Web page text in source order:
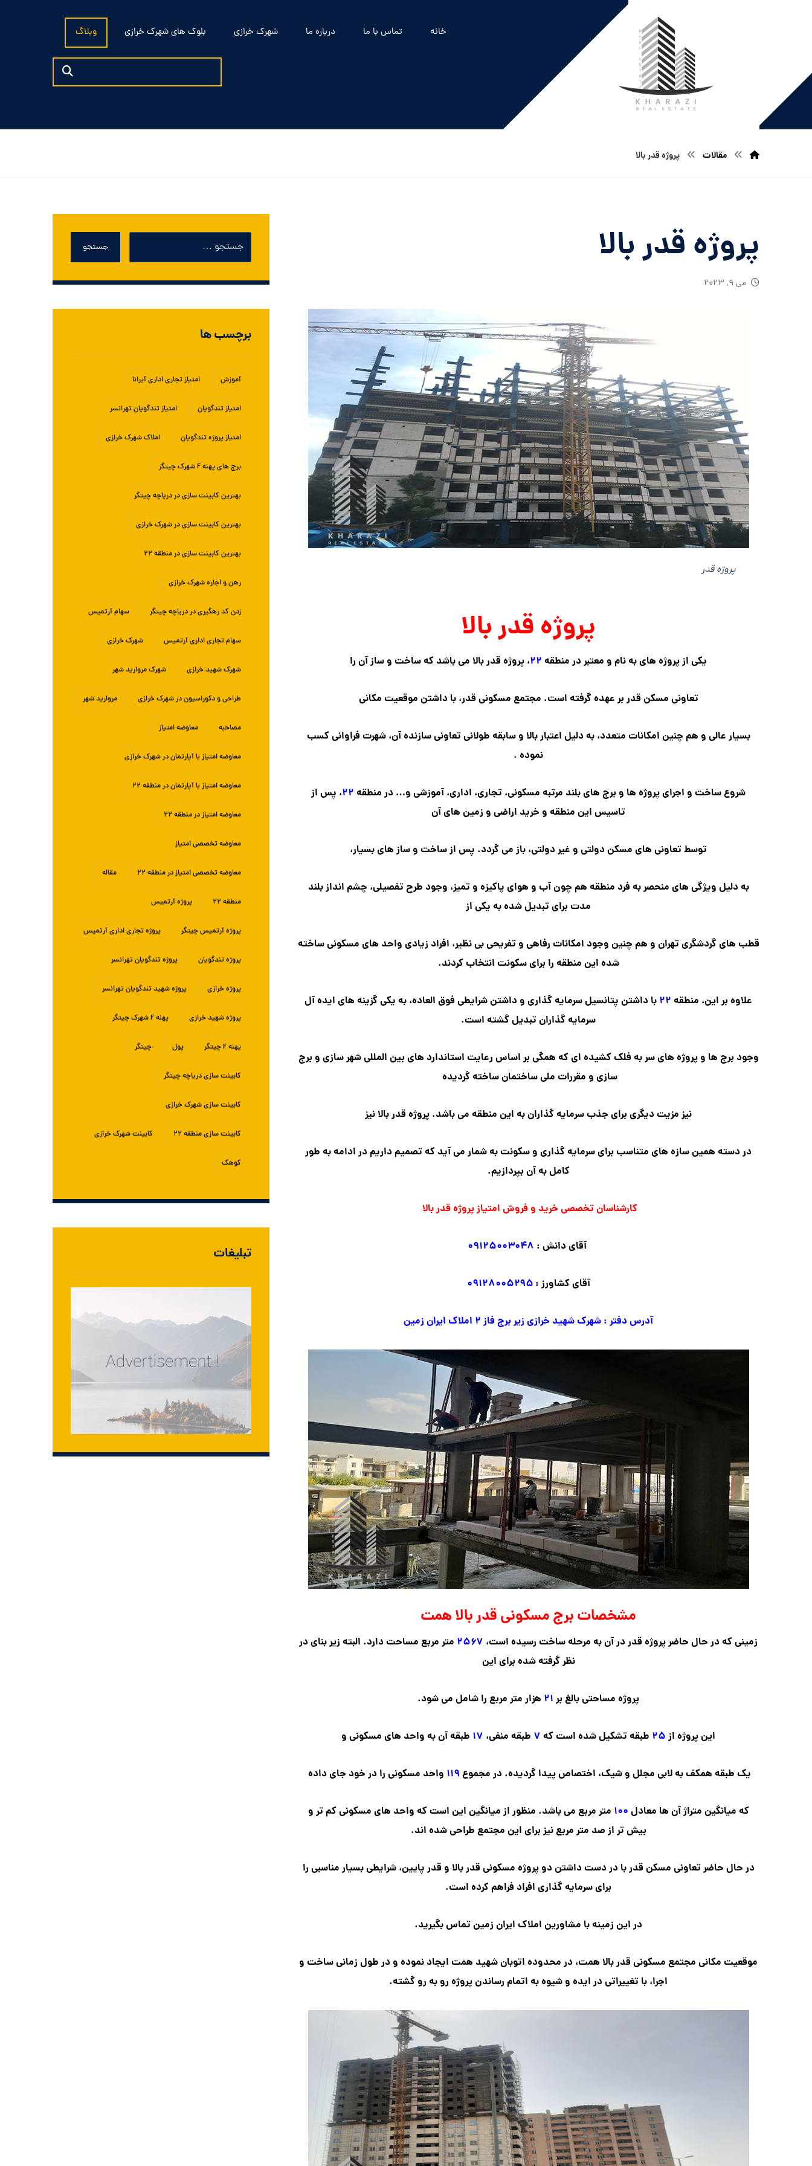
خانه تماس با ما درباره ما شهرک خرازی بلوک های شهرک خرازی وبلاگ
مقالات پروژه قدر بالا
پروژه قدر بالا
می ۹, ۲۰۲۳
پروژه قدر
پروژه قدر بالا
یکی از پروژه های به نام و معتبر در منطقه ۲۲، پروژه قدر بالا می باشد که ساخت و ساز آن را
تعاونی مسکن قدر بر عهده گرفته است. مجتمع مسکونی قدر، با داشتن موقعیت مکانی
بسیار عالی و هم چنین امکانات متعدد، به دلیل اعتبار بالا و سابقه طولانی تعاونی سازنده آن،شهرت فراوانی کسب
نموده .
شروع ساخت و اجرای پروژه ها و برج های بلند مرتبه مسکونی، تجاری، اداری، آموزشی و… در منطقه ۲۲، پس از
تاسیس این منطقه و خرید اراضی و زمین های آن
توسط تعاونی های مسکن دولتی و غیر دولتی، باز می گردد. پس از ساخت و ساز های بسیار،
به دلیل ویژگی های منحصر به فرد منطقه هم چون آب و هوای پاکیزه و تمیز، وجود طرح تفصیلی، چشم انداز بلند
مدت برای تبدیل شده به یکی از
قطب های گردشگری تهران و هم چنین وجود امکانات رفاهی و تفریحی بی نظیر، افراد زیادی واحد های مسکونی ساخته
شده این منطقه را برای سکونت انتخاب کردند.
علاوه بر این، منطقه ۲۲ با داشتن پتانسیل سرمایه گذاری و داشتن شرایطی فوق العاده، به یکی گزینه های ایده آل
سرمایه گذاران تبدیل گشته است.
وجود برج ها و پروژه های سر به فلک کشیده ای که همگی بر اساس رعایت استاندارد های بین المللی شهر سازی و برج
سازی و مقررات ملی ساختمان ساخته گردیده
نیز مزیت دیگری برای جذب سرمایه گذاران به این منطقه می باشد. پروژه قدر بالا نیز
در دسته همین سازه های متناسب برای سرمایه گذاری و سکونت به شمار می آید که تصمیم داریم در ادامه به طور
کامل به آن بپردازیم.
کارشناسان تخصصی خرید و فروش امتیاز پروژه قدر بالا
آقای دانش : ۰۹۱۲۵۰۰۳۰۴۸
آقای کشاورز :۰۹۱۲۸۰۰۵۲۹۵
آدرس دفتر : شهرک شهید خرازی زیر برج فاز ۲ املاک ایران زمین
مشخصات برج مسکونی قدر بالا همت
زمینی که در حال حاضر پروژه قدر در آن به مرحله ساخت رسیده است، ۲۵۶۷ متر مربع مساحت دارد. البته زیر بنای در
نظرگرفته شده برای این
پروژه مساحتی بالغ بر ۲۱ هزار متر مربع را شامل می شود.
این پروژه از ۲۵ طبقه تشکیل شده است که ۷ طبقه منفی، ۱۷ طبقه آن به واحد های مسکونی و
یک طبقه همکف به لابی مجلل و شیک، اختصاص پیدا گردیده. در مجموع ۱۱۹ واحد مسکونی را در خود جای داده
که میانگین متراژ آن ها معادل ۱۰۰ متر مربع می باشد. منظور از میانگین این است که واحد های مسکونی کم تر و
بیش تر از صد متر مربع نیز برای این مجتمع طراحی شده اند.
در حال حاضر تعاونی مسکن قدر با در دست داشتن دو پروژه مسکونی قدر بالا و قدر پایین،شرایطی بسیار مناسبی را
برای سرمایه گذاری افراد فراهم کرده است.
در این زمینهبا مشاورین املاک ایران زمین تماس بگیرید.
موقعیت مکانی مجتمع مسکونی قدر بالا همت، در محدوده اتوبان شهید همت ایجاد نموده و در طول زمانی ساخت و
اجرا، با تغییراتی در ایده و شیوه به اتمام رساندن پروژه رو به رو گشته.
جستجو
برچسب ها
آموزش امتیاز تجاری اداری آیرانا
امتیاز تندگویان امتیاز تندگویان تهرانسر
امتیاز پروژه تندگویان املاک شهرک خرازی
برج های پهنه F شهرک چیتگر
بهترین کابینت سازی در دریاچه چیتگر
بهترین کابینت سازی در شهرک خرازی
بهترین کابینت سازی در منطقه ۲۲
رهن و اجاره شهرک خرازی
زدن کد رهگیری در دریاچه چیتگر سهام آرتمیس
سهام تجاری اداری آرتمیس شهرک خرازی
شهرک شهید خرازی شهرک مروارید شهر
طراحی و دکوراسیون در شهرک خرازی مروارید شهر
مصاحبه معاوضه امتیاز
معاوضه امتیاز با آپارتمان در شهرک خرازی
معاوضه امتیاز با آپارتمان در منطقه ۲۲
معاوضه امتیاز در منطقه ۲۲
معاوضه تخصصی امتیاز
معاوضه تخصصی امتیاز در منطقه ۲۲ مقاله
منطقه ۲۲ پروژه آرتمیس
پروژه آرتمیس چیتگر پروژه تجاری اداری آرتمیس
پروژه تندگویان پروژه تندگویان تهرانسر
پروژه خرازی پروژه شهید تندگویان تهرانسر
پروژه شهید خرازی پهنه F شهرک چیتگر
پهنه F چیتگر پول چیتگر
کابینت سازی دریاچه چیتگر
کابینت سازی شهرک خرازی
کابینت سازی منطقه ۲۲ کابینت شهرک خرازی
کوهک
تبلیغات